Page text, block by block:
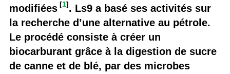
modifiées [1]. Ls9 a basé ses activités sur
la recherche d’une alternative au pétrole.
Le procédé consiste à créer un
biocarburant grâce à la digestion de sucre
de canne et de blé, par des microbes